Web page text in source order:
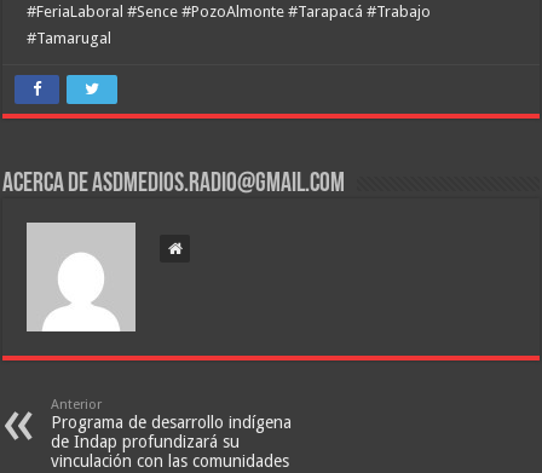
#FeriaLaboral #Sence #PozoAlmonte #Tarapacá #Trabajo
#Tamarugal
Acerca de asdmedios.radio@gmail.com
Anterior
Programa de desarrollo indígena
de Indap profundizará su
vinculación con las comunidades